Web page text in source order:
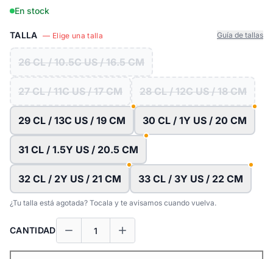
En stock
TALLA — Elige una talla Guía de tallas
26 CL / 10.5C US / 16.5 CM
27 CL / 11C US / 17 CM 28 CL / 12C US / 18 CM
29 CL / 13C US / 19 CM 30 CL / 1Y US / 20 CM
31 CL / 1.5Y US / 20.5 CM
32 CL / 2Y US / 21 CM 33 CL / 3Y US / 22 CM
¿Tu talla está agotada? Tocala y te avisamos cuando vuelva.
CANTIDAD